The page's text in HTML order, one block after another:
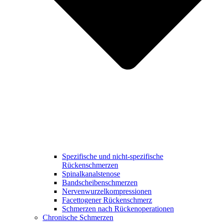
Spezifische und nicht-spezifische
Rückenschmerzen
Spinalkanalstenose
Bandscheibenschmerzen
Nervenwurzelkompressionen
Facettogener Rückenschmerz
Schmerzen nach Rückenoperationen
Chronische Schmerzen